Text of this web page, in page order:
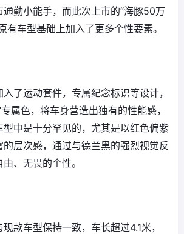
勤小能手，而此次上市的“海豚50万
有车型基础上加入了更多个性要素。
了运动套件，专属纪念标识等设计，
属色，将车身营造出独有的性能感，
中是十分罕见的，尤其是以红色偏紫
层次感，通过与德兰黑的强烈视觉反
、无畏的个性。
款车型保持一致，车长超过4.1米，